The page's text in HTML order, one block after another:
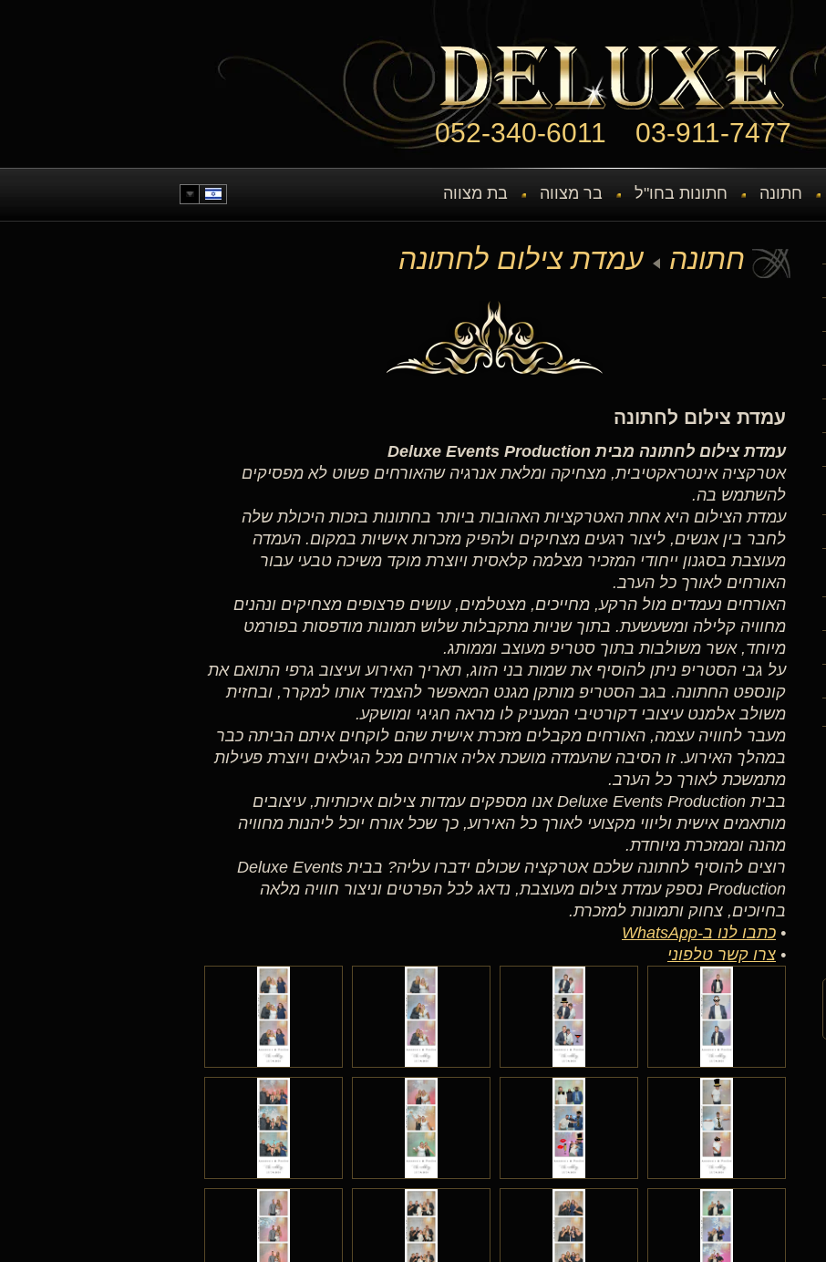
052-340-6011 03-911-7477
חתונה חתונות בחו"ל בר מצווה בת מצווה
חתונה עמדת צילום לחתונה
עמדת צילום לחתונה
עמדת צילום לחתונה מבית Deluxe Events Production
אטרקציה אינטראקטיבית, מצחיקה ומלאת אנרגיה שהאורחים פשוט לא מפסיקים
להשתמש בה.
עמדת הצילום היא אחת האטרקציות האהובות ביותר בחתונות בזכות היכולת שלה
לחבר בין אנשים, ליצור רגעים מצחיקים ולהפיק מזכרות אישיות במקום. העמדה
מעוצבת בסגנון ייחודי המזכיר מצלמה קלאסית ויוצרת מוקד משיכה טבעי עבור
האורחים לאורך כל הערב.
האורחים נעמדים מול הרקע, מחייכים, מצטלמים, עושים פרצופים מצחיקים ונהנים
מחוויה קלילה ומשעשעת. בתוך שניות מתקבלות שלוש תמונות מודפסות בפורמט
מיוחד, אשר משולבות בתוך סטריפ מעוצב וממותג.
על גבי הסטריפ ניתן להוסיף את שמות בני הזוג, תאריך האירוע ועיצוב גרפי התואם את
קונספט החתונה. בגב הסטריפ מותקן מגנט המאפשר להצמיד אותו למקרר, ובחזית
משולב אלמנט עיצובי דקורטיבי המעניק לו מראה חגיגי ומושקע.
מעבר לחוויה עצמה, האורחים מקבלים מזכרת אישית שהם לוקחים איתם הביתה כבר
במהלך האירוע. זו הסיבה שהעמדה מושכת אליה אורחים מכל הגילאים ויוצרת פעילות
מתמשכת לאורך כל הערב.
בבית Deluxe Events Production אנו מספקים עמדות צילום איכותיות, עיצובים
מותאמים אישית וליווי מקצועי לאורך כל האירוע, כך שכל אורח יוכל ליהנות מחוויה
מהנה וממזכרת מיוחדת.
רוצים להוסיף לחתונה שלכם אטרקציה שכולם ידברו עליה? בבית Deluxe Events
Production נספק עמדת צילום מעוצבת, נדאג לכל הפרטים וניצור חוויה מלאה
בחיוכים, צחוק ותמונות למזכרת.
• כתבו לנו ב-WhatsApp
• צרו קשר טלפוני